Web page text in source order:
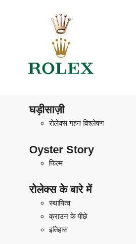
घड़ीसाज़ी
रोलेक्स गहन विश्लेषण
Oyster Story
फिल्म
रोलेक्स के बारे में
स्थायित्व
क्राउन के पीछे
इतिहास